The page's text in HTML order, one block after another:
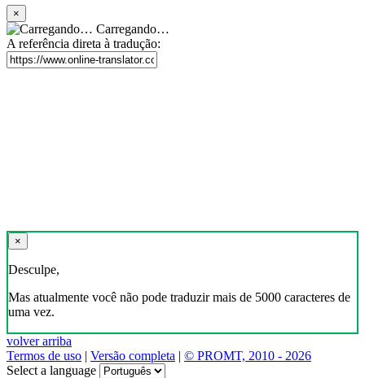
×
Carregando…
A referência direta à tradução:
×
Desculpe,
Mas atualmente você não pode traduzir mais de 5000 caracteres de
uma vez.
volver arriba
Termos de uso | Versão completa | © PROMT, 2010 - 2026
Select a language